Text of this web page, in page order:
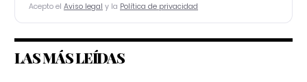
Acepto el Aviso legal y la Política de privacidad
LAS MÁS LEÍDAS